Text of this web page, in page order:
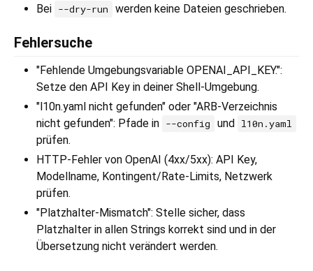
Bei --dry-run werden keine Dateien geschrieben.
Fehlersuche
"Fehlende Umgebungsvariable OPENAI_API_KEY.":
Setze den API Key in deiner Shell-Umgebung.
"l10n.yaml nicht gefunden" oder "ARB-Verzeichnis
nicht gefunden": Pfade in --config und l10n.yaml
prüfen.
HTTP-Fehler von OpenAI (4xx/5xx): API Key,
Modellname, Kontingent/Rate-Limits, Netzwerk
prüfen.
"Platzhalter-Mismatch": Stelle sicher, dass
Platzhalter in allen Strings korrekt sind und in der
Übersetzung nicht verändert werden.